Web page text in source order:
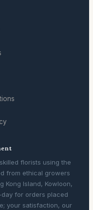
florists using the
from ethical growers
Kong Island, Kowloon,
for orders placed
your satisfaction, our